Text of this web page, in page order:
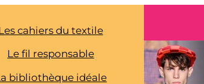
Les cahiers du textile
Le fil responsable
bibliothèque idéale